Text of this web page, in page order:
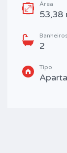
Área
53,38
2
Tipo